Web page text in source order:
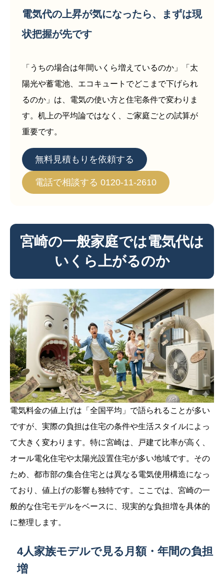
電気代の上昇が気になったら、まずは現
状把握が先です
「うちの場合は年間いくら増えているのか」「太
陽光や蓄電池、エコキュートでどこまで下げられ
るのか」は、電気の使い方と住宅条件で変わりま
す。机上の平均論ではなく、ご家庭ごとの試算が
重要です。
無料見積もりを依頼する
電話で相談する 0120-11-2610
宮崎の一般家庭では電気代は
いくら上がるのか
電気料金の値上げは「全国平均」で語られることが多い
ですが、実際の負担は住宅の条件や生活スタイルによっ
て大きく変わります。特に宮崎は、戸建て比率が高く、
オール電化住宅や太陽光設置住宅が多い地域です。その
ため、都市部の集合住宅とは異なる電気使用構造になっ
ており、値上げの影響も独特です。ここでは、宮崎の一
般的な住宅モデルをベースに、現実的な負担増を具体的
に整理します。
4人家族モデルで見る月額・年間の負担
増